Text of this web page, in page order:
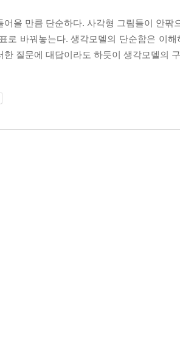
올 만큼 단순하다. 사각형 그림들이 안
로 바꿔놓는다. 생각모델의 단순함은 이
한 질문에 대답이라도 하듯이 생각모델의